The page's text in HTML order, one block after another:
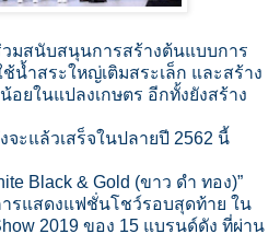
มสนับสนุนการสร้างต้นแบบการ
น้ำสระใหญ่เติมสระเล็ก และสร้าง
ยในแปลงเกษตร อีกทั้งยังสร้าง
จะแล้วเสร็จในปลายปี 2562 นี้​
Black & Gold (ขาว ดำ ทอง)”
ารแสดงแฟชั่นโชว์รอบสุดท้าย ใน
2019 ของ 15 แบรนด์ดัง ที่ผ่าน